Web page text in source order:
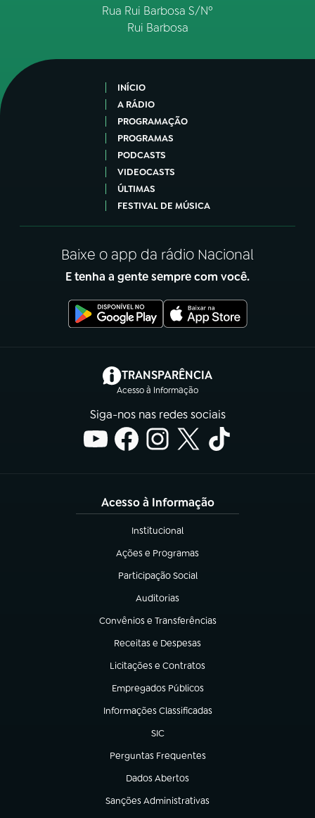
Rua Rui Barbosa S/Nº
Rui Barbosa
INÍCIO
A RÁDIO
PROGRAMAÇÃO
PROGRAMAS
PODCASTS
VIDEOCASTS
ÚLTIMAS
FESTIVAL DE MÚSICA
Baixe o app da rádio Nacional
E tenha a gente sempre com você.
TRANSPARÊNCIA
Acesso à Informação
(abre em nova aba)
Siga-nos nas redes sociais
Acesso à Informação
Institucional
(abre em nova aba)
Ações e Programas
(abre em nova aba)
Participação Social
(abre em nova aba)
Auditorias
(abre em nova aba)
Convênios e Transferências
(abre em nova aba)
Receitas e Despesas
(abre em nova aba)
Licitações e Contratos
(abre em nova aba)
Empregados Públicos
(abre em nova aba)
Informações Classificadas
(abre em nova aba)
SIC
(abre em nova aba)
Perguntas Frequentes
(abre em nova aba)
Dados Abertos
(abre em nova aba)
Sanções Administrativas
(abre em nova aba)